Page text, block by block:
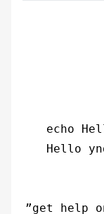
Hello